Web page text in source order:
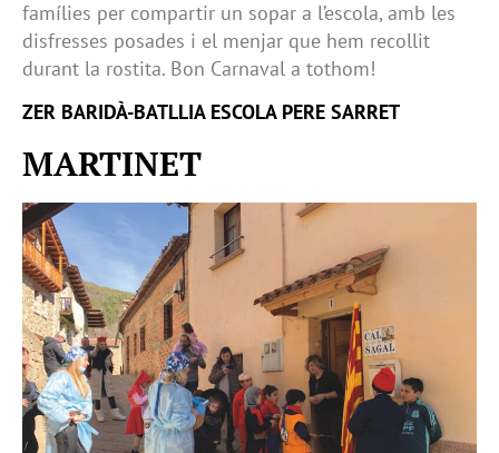
famílies per compartir un sopar a l’escola, amb les
disfresses posades i el menjar que hem recollit
durant la rostita. Bon Carnaval a tothom!
ZER BARIDÀ-BATLLIA ESCOLA PERE SARRET
MARTINET